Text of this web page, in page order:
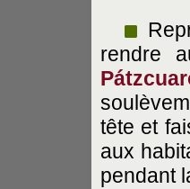
rendre
tête et
aux
pendant